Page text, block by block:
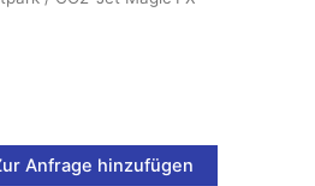
Anfrage hinzufügen